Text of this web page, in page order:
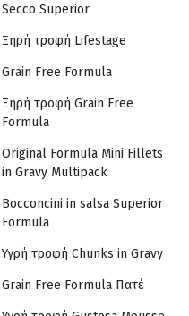
Secco Superior
Ξηρή τροφή Lifestage
Grain Free Formula
Ξηρή τροφή Grain Free
Formula
Original Formula Mini Fillets
in Gravy Multipack
Bocconcini in salsa Superior
Formula
Υγρή τροφή Chunks in Gravy
Grain Free Formula Πατέ